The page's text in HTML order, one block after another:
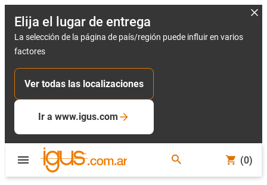
Elija el lugar de entrega
La selección de la página de país/región puede influir en varios
factores
Ver todas las localizaciones
Ir a www.igus.com
(0)